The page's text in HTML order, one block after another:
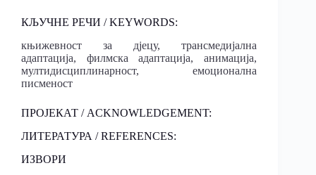
КЉУЧНЕ РЕЧИ / KEYWORDS:
књижевност за дјецу, трансмедијална
адаптација, филмска адаптација, анимација,
мултидисциплинарност, емоционална
писменост
ПРОЈЕКАТ / ACKNOWLEDGEMENT:
ЛИТЕРАТУРА / REFERENCES:
ИЗВОРИ